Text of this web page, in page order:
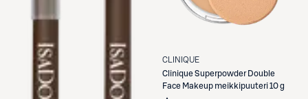
CLINIQUE
CliniqueSuperpowder Double
Face Makeup meikkipuuteri 10 g